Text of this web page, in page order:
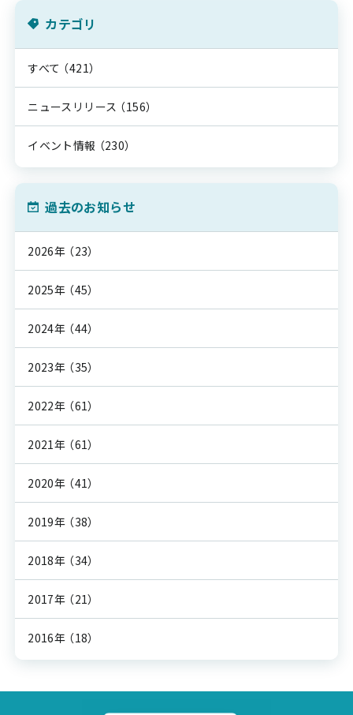
カテゴリ
すべて （421）
ニュースリリース （156）
イベント情報 （230）
過去のお知らせ
2026年 （23）
2025年 （45）
2024年 （44）
2023年 （35）
2022年 （61）
2021年 （61）
2020年 （41）
2019年 （38）
2018年 （34）
2017年 （21）
2016年 （18）